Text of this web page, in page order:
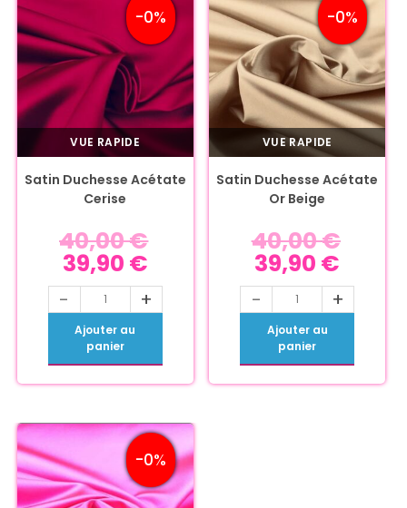
-0%
VUE RAPIDE
Satin Duchesse Acétate
Cerise
40,00€
39,90 €
- +
Ajouter au
panier
-0%
VUE RAPIDE
Satin Duchesse Acétate
Or Beige
40,00€
39,90 €
- +
Ajouter au
panier
-0%